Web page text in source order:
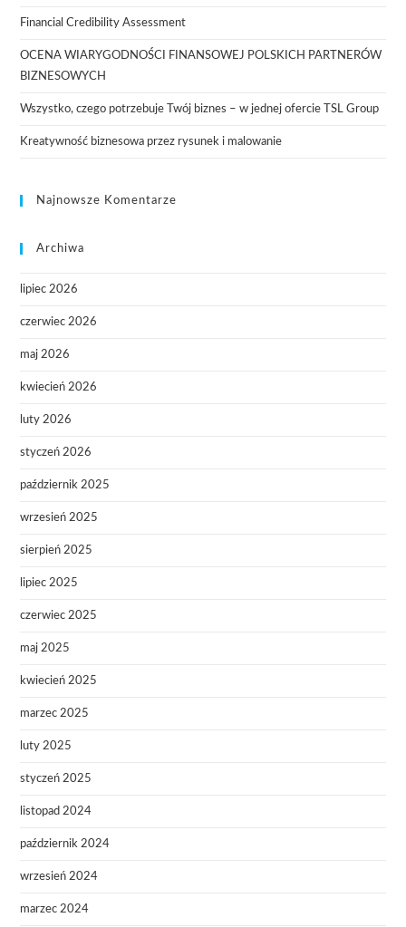
Financial Credibility Assessment
OCENA WIARYGODNOŚCI FINANSOWEJ POLSKICH PARTNERÓW
BIZNESOWYCH
Wszystko, czego potrzebuje Twój biznes – w jednej ofercie TSL Group
Kreatywność biznesowa przez rysunek i malowanie
Najnowsze Komentarze
Archiwa
lipiec 2026
czerwiec 2026
maj 2026
kwiecień 2026
luty 2026
styczeń 2026
październik 2025
wrzesień 2025
sierpień 2025
lipiec 2025
czerwiec 2025
maj 2025
kwiecień 2025
marzec 2025
luty 2025
styczeń 2025
listopad 2024
październik 2024
wrzesień 2024
marzec 2024